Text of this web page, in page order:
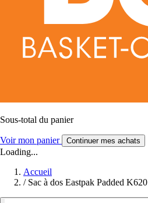
Sous-total du panier
Voir mon panier Continuer mes achats
Loading...
Accueil
/ Sac à dos Eastpak Padded K620